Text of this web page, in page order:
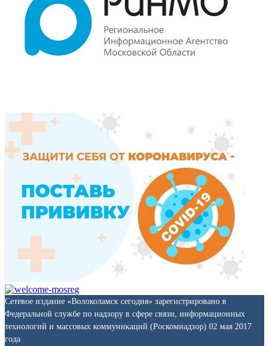
Сетевое издание «Волоколамск сегодня» зарегистрировано в
Федеральной службе по надзору в сфере связи, информационных
технологий и массовых коммуникаций (Роскомнадзор) 02 мая 2017
года